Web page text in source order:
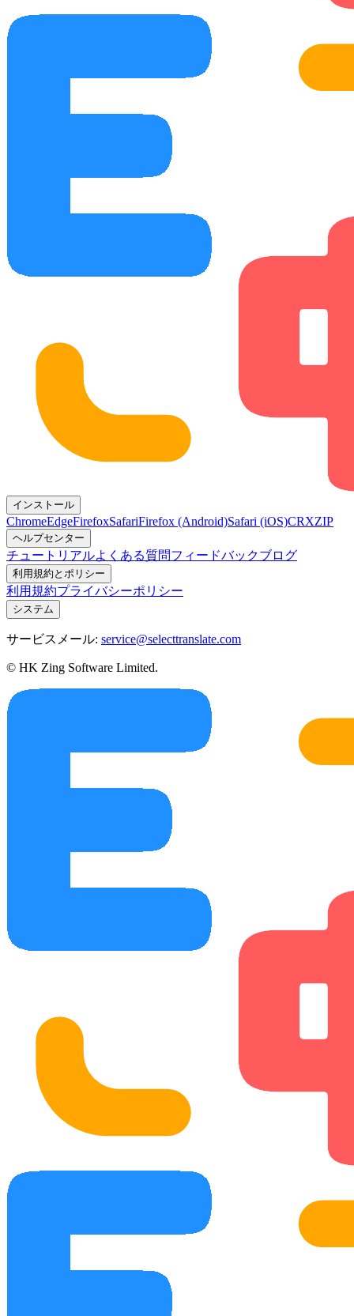
インストール
ChromeEdgeFirefoxSafariFirefox (Android)Safari (iOS)CRXZIP
ヘルプセンター
チュートリアルよくある質問フィードバックブログ
利用規約とポリシー
利用規約プライバシーポリシー
システム
サービスメール: service@selecttranslate.com
© HK Zing Software Limited.